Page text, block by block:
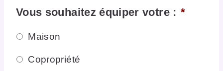
Vous souhaitez équiper votre : *
Maison
Copropriété